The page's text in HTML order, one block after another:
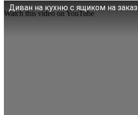
Диван на кухню с ящиком на заказ
Watch this video on YouTube